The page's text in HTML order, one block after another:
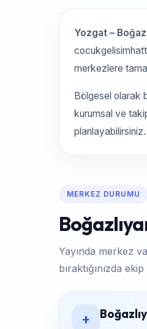
Yozgat –
merkezlere
Bölgesel olarak
kurumsal ve
planlayabilirsiniz.
MERKEZ DURUMU
Yayında merkez
bıraktığınızda
+